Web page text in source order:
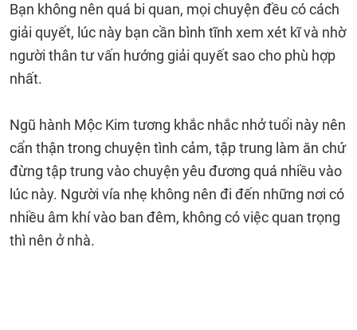
Bạn không nên quá bi quan, mọi chuyện đều có cách
giải quyết, lúc này bạn cần bình tĩnh xem xét kĩ và nhờ
người thân tư vấn hướng giải quyết sao cho phù hợp
nhất.
Ngũ hành Mộc Kim tương khắc nhắc nhở tuổi này nên
cẩn thận trong chuyện tình cảm, tập trung làm ăn chứ
đừng tập trung vào chuyện yêu đương quá nhiều vào
lúc này. Người vía nhẹ không nên đi đến những nơi có
nhiều âm khí vào ban đêm, không có việc quan trọng
thì nên ở nhà.